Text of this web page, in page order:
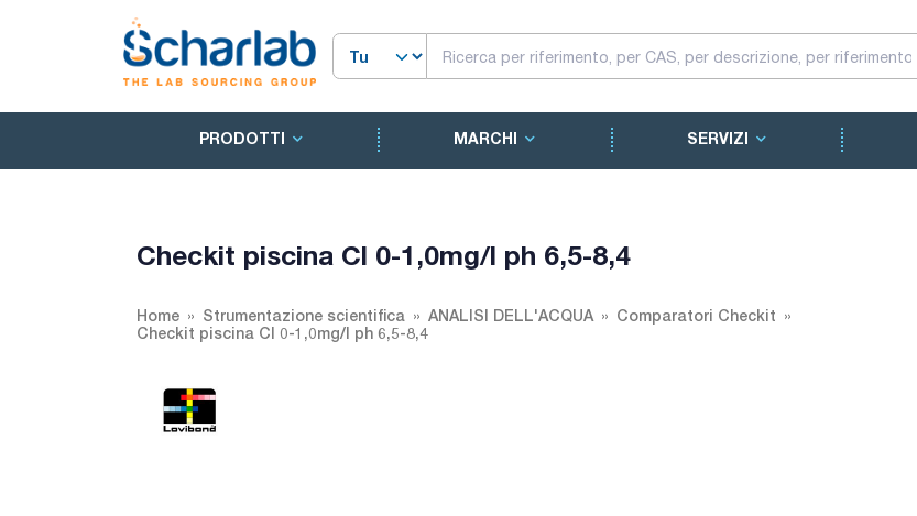
PRODOTTI MARCHI SERVIZI
Checkit piscina Cl 0-1,0mg/l ph 6,5-8,4
Home Strumentazione scientifica ANALISI DELL'ACQUA
Comparatori Checkit
Checkit piscina Cl 0-1,0mg/l ph 6,5-8,4